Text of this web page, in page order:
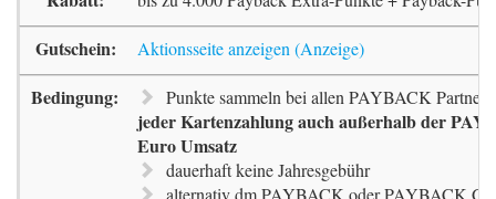
Aktionsseite anzeigen
Punkte sammeln bei allen PAYBACK
jeder Kartenzahlung auch außerhalb der
Euro Umsatz
dauerhaft keine Jahresgebühr
alternativ dm PAYBACK oder PAYBACK